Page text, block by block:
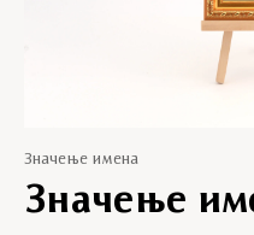
Значење имена
Значење